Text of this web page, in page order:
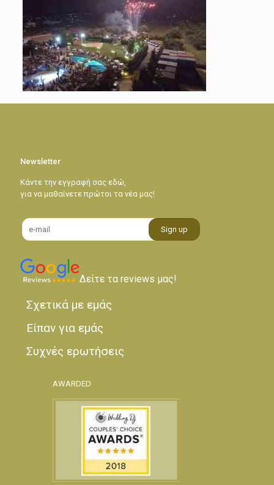
Newsletter
Κάντε την εγγραφή σας εδώ,
για να μαθαίνετε πρώτοι τα νέα μας!
Δείτε τα reviews μας!
Σχετικά με εμάς
Είπαν για εμάς
Συχνές ερωτήσεις
AWARDED